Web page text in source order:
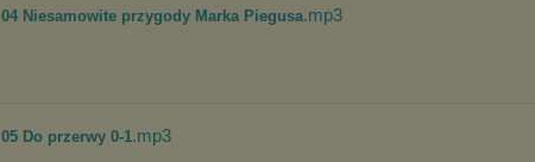
04 Niesamowite przygody Marka Piegusa.mp3
05 Do przerwy 0-1.mp3